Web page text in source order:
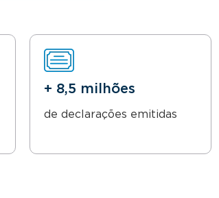
+ 8,5 milhões
de declarações emitidas